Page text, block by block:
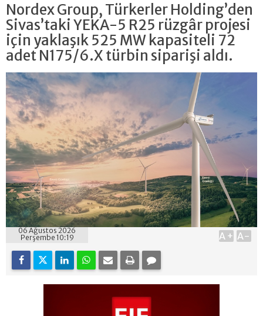
Nordex Group, Türkerler Holding’den
Sivas’taki YEKA-5 R25 rüzgâr projesi
için yaklaşık 525 MW kapasiteli 72
adet N175/6.X türbin siparişi aldı.
06 Ağustos 2026
Perşembe 10:19
A+ A-